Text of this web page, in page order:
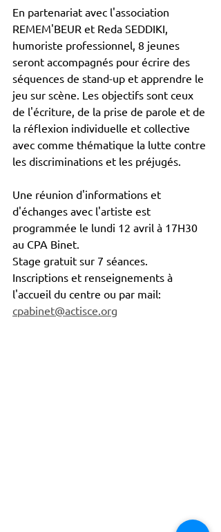
En partenariat avec l'association
REMEM'BEUR et Reda SEDDIKI,
humoriste professionnel, 8 jeunes
seront accompagnés pour écrire des
séquences de stand-up et apprendre le
jeu sur scène. Les objectifs sont ceux
de l'écriture, de la prise de parole et de
la réflexion individuelle et collective
avec comme thématique la lutte contre
les discriminations et les préjugés.
Une réunion d'informations et
d'échanges avec l'artiste est
programmée le lundi 12 avril à 17H30
au CPA Binet.
Stage gratuit sur 7 séances.
Inscriptions et renseignements à
l'accueil du centre ou par mail:
cpabinet@actisce.org